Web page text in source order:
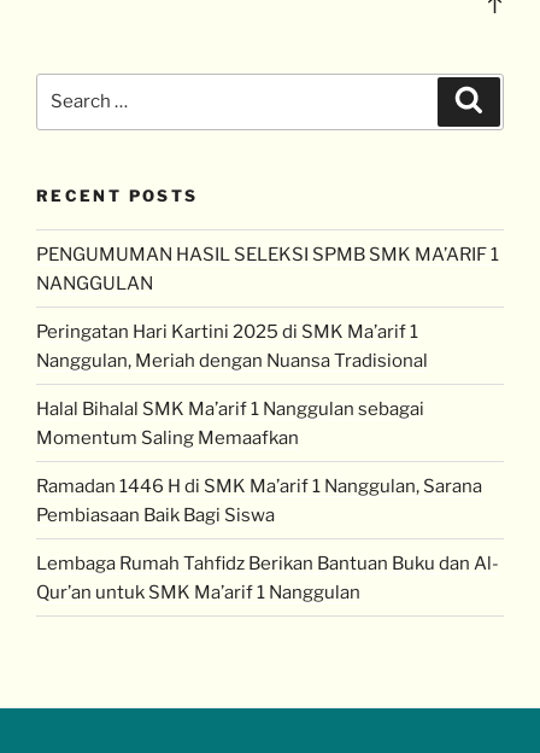
RECENT POSTS
PENGUMUMAN HASIL SELEKSI SPMB SMK MA’ARIF 1
NANGGULAN
Peringatan Hari Kartini 2025 di SMK Ma’arif 1
Nanggulan, Meriah dengan Nuansa Tradisional
Halal Bihalal SMK Ma’arif 1 Nanggulan sebagai
Momentum Saling Memaafkan
Ramadan 1446 H di SMK Ma’arif 1 Nanggulan, Sarana
Pembiasaan Baik Bagi Siswa
Lembaga Rumah Tahfidz Berikan Bantuan Buku dan Al-
Qur’an untuk SMK Ma’arif 1 Nanggulan